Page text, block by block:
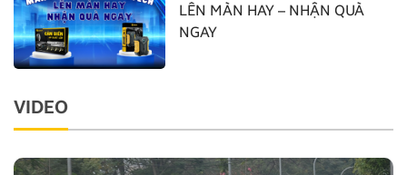
LÊN MÀN HAY – NHẬN QUÀ
NGAY
VIDEO